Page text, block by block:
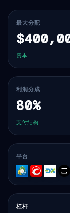
最大分配
资本
利润分成
80%
支付结构
平台
MT5cTrader
杠杆